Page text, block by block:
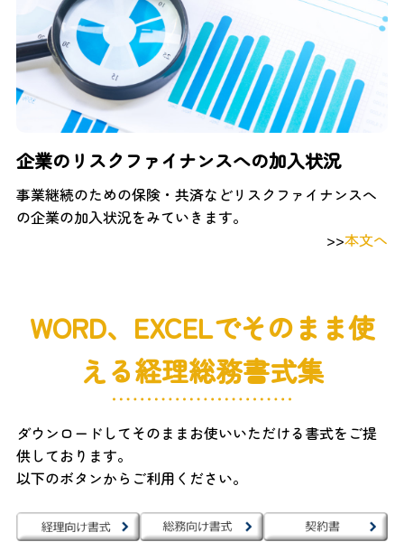
企業のリスクファイナンスへの加入状況
事業継続のための保険・共済などリスクファイナンスへ
の企業の加入状況をみていきます。
>>本文へ
WORD、EXCELでそのまま使
える経理総務書式集
ダウンロードしてそのままお使いいただける書式をご提
供しております。
以下のボタンからご利用ください。